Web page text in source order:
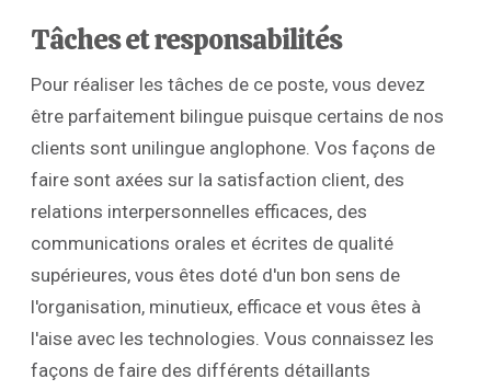
Tâches et responsabilités
Pour réaliser les tâches de ce poste, vous devez
être parfaitement bilingue puisque certains de nos
clients sont unilingue anglophone. Vos façons de
faire sont axées sur la satisfaction client, des
relations interpersonnelles efficaces, des
communications orales et écrites de qualité
supérieures, vous êtes doté d'un bon sens de
l'organisation, minutieux, efficace et vous êtes à
l'aise avec les technologies. Vous connaissez les
façons de faire des différents détaillants